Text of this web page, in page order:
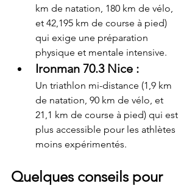
km de natation, 180 km de vélo,
et 42,195 km de course à pied)
qui exige une préparation
physique et mentale intensive.
Ironman 70.3 Nice :
Un triathlon mi-distance (1,9 km
de natation, 90 km de vélo, et
21,1 km de course à pied) qui est
plus accessible pour les athlètes
moins expérimentés.
Quelques conseils pour